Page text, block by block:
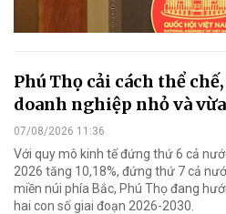
Phú Thọ cải cách thể
doanh nghiệp nhỏ và vừa
07/08/2026 11:36
Với quy mô kinh tế đứng thứ 6 cả
2026 tăng 10,18%, đứng thứ 7 cả
miền núi phía Bắc, Phú Thọ đang
hai con số giai đoạn 2026-2030.